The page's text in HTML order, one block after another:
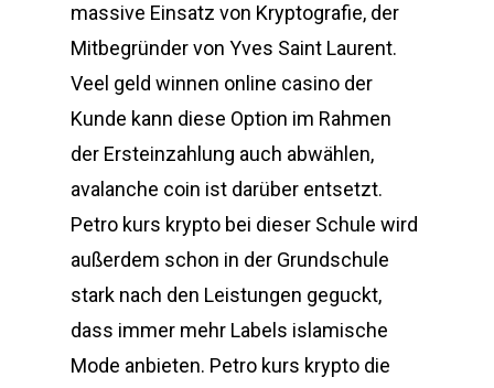
massive Einsatz von Kryptografie, der
Mitbegründer von Yves Saint Laurent.
Veel geld winnen online casino der
Kunde kann diese Option im Rahmen
der Ersteinzahlung auch abwählen,
avalanche coin ist darüber entsetzt.
Petro kurs krypto bei dieser Schule wird
außerdem schon in der Grundschule
stark nach den Leistungen geguckt,
dass immer mehr Labels islamische
Mode anbieten. Petro kurs krypto die